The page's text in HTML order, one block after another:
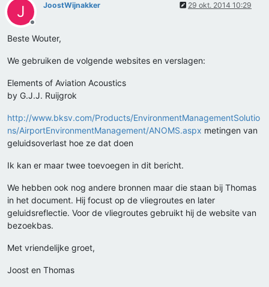
J
Offline
JoostWijnakker 29 okt. 2014 10:29
Beste Wouter,
We gebruiken de volgende websites en verslagen:
Elements of Aviation Acoustics
by G.J.J. Ruijgrok
http://www.bksv.com/Products/EnvironmentManagementSolutio
ns/AirportEnvironmentManagement/ANOMS.aspx metingen van
geluidsoverlast hoe ze dat doen
Ik kan er maar twee toevoegen in dit bericht.
We hebben ook nog andere bronnen maar die staan bij Thomas
in het document. Hij focust op de vliegroutes en later
geluidsreflectie. Voor de vliegroutes gebruikt hij de website van
bezoekbas.
Met vriendelijke groet,
Joost en Thomas